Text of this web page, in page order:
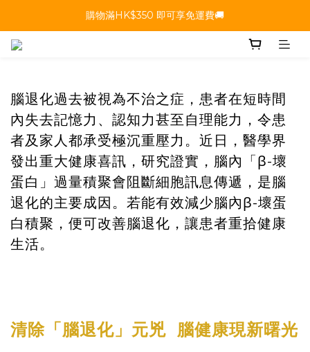
購物滿HK$350 即可享免運費🚚
腦退化過去被視為不治之症，患者在短時間
內失去記憶力、認知力甚至自理能力，令患
者及家人都承受極沉重壓力。近日，醫學界
發出重大健康喜訊，研究證實，腦內「β-壞
蛋白」過量積聚會阻斷細胞訊息傳遞，是腦
退化的主要成因。若能有效減少腦內β-壞蛋
白積聚，便可改善腦退化，讓患者重拾健康
生活。
清除「腦退化」元兇 腦健康現新曙光